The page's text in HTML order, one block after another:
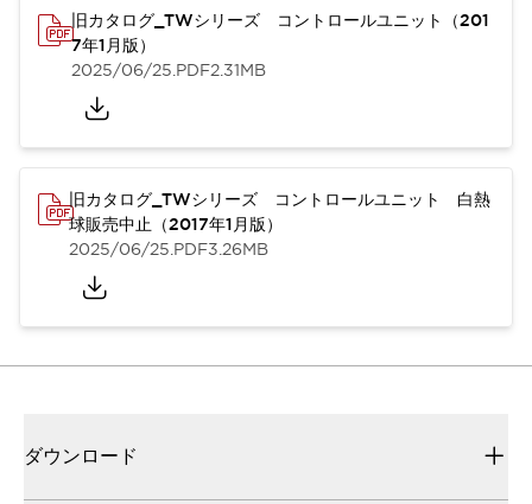
旧カタログ_TWシリーズ コントロールユニット（201
7年1月版）
2025/06/25.PDF2.31MB
旧カタログ_TWシリーズ コントロールユニット 白熱
球販売中止（2017年1月版）
2025/06/25.PDF3.26MB
ダウンロード